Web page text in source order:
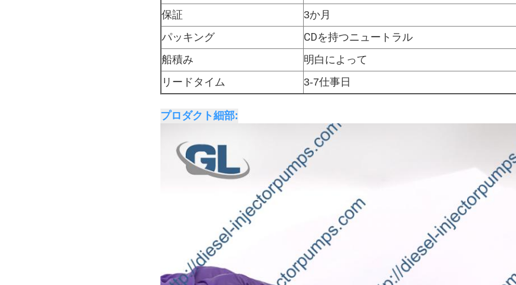
保証
3か月
パッキング
CDを持つニュートラル
船積み
明白によって
リードタイム
3-7仕事日
プロダクト細部: